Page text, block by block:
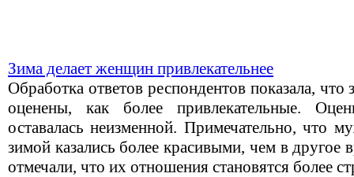
Зима делает женщин привлекательнее
Обработка ответов респондентов показала,
оценены, как более привлекательные.
оставалась неизменной. Примечательно, что
зимой казались более красивыми, чем в
отмечали, что их отношения становятся более